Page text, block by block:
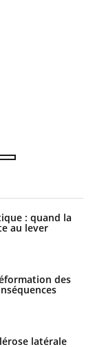
: quand la
au lever
des
latérale